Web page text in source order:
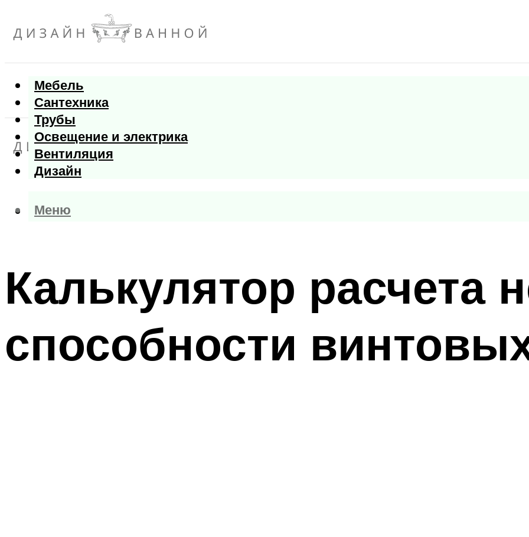
Мебель
Сантехника
Трубы
Освещение и электрика
Вентиляция
Дизайн
Меню
Меню
Калькулятор расчета
способности